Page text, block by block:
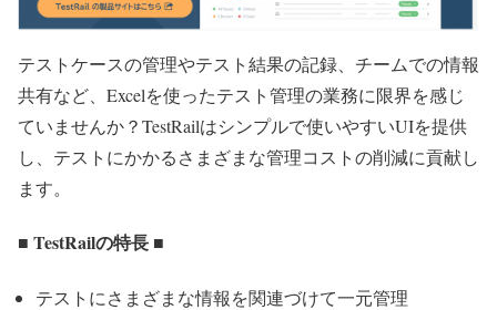
テストケースの管理やテスト結果の記録、チームでの情報
共有など、Excelを使ったテスト管理の業務に限界を感じ
ていませんか？TestRailはシンプルで使いやすいUIを提供
し、テストにかかるさまざまな管理コストの削減に貢献し
ます。
■ TestRailの特長 ■
テストにさまざまな情報を関連づけて一元管理